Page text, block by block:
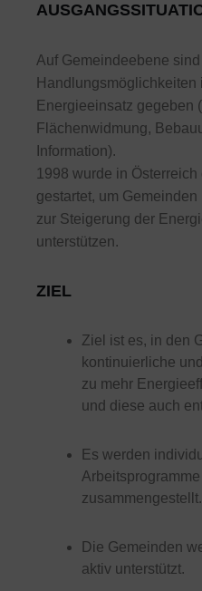
Auf Gemeindeebene
Handlungsmöglichkeiten
Energieeinsatz gegeben
Flächenwidmung,
Information).
1998 wurde in
gestartet, um
zur Steigerung der
unterstützen.
ZIEL
Ziel ist es, in den
kontinuierliche
zu mehr
und diese auch
Es werden
zusammengestellt.
Die Gemeinden
aktiv unterstützt.